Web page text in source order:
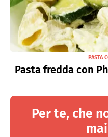
PASTA
Pasta fredda con
Per te, che